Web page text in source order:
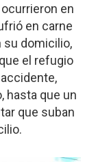
en
en carne
su domicilio,
el refugio
hasta que un
que suban